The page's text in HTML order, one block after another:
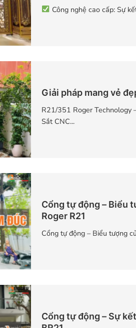
Công nghệ cao cấp: Sự
Giải pháp mang vẻ
R21/351 Roger Technology
Sắt CNC...
Cổng tự động – Biểu
Roger R21
Cổng tự động – Biểu tượng
Cổng tự động – Sự